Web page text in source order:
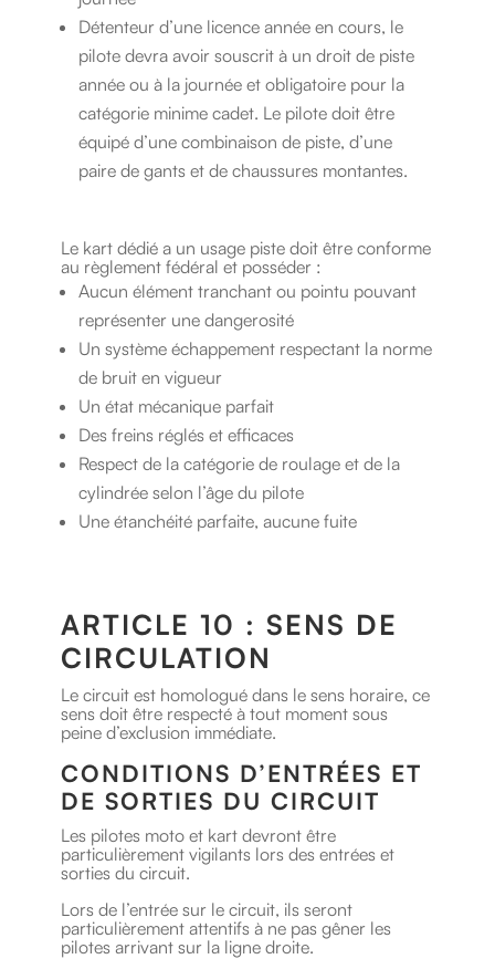
Détenteur d’une licence année en cours, le
pilote devra avoir souscrit à un droit de piste
année ou à la journée et obligatoire pour la
catégorie minime cadet. Le pilote doit être
équipé d’une combinaison de piste, d’une
paire de gants et de chaussures montantes.
Le kart dédié a un usage piste doit être conforme
au règlement fédéral et posséder :
Aucun élément tranchant ou pointu pouvant
représenter une dangerosité
Un système échappement respectant la norme
de bruit en vigueur
Un état mécanique parfait
Des freins réglés et efficaces
Respect de la catégorie de roulage et de la
cylindrée selon l’âge du pilote
Une étanchéité parfaite, aucune fuite
ARTICLE 10 : SENS DE
CIRCULATION
Le circuit est homologué dans le sens horaire, ce
sens doit être respecté à tout moment sous
peine d’exclusion immédiate.
CONDITIONS D’ENTRÉES ET
DE SORTIES DU CIRCUIT
Les pilotes moto et kart devront être
particulièrement vigilants lors des entrées et
sorties du circuit.
Lors de l’entrée sur le circuit, ils seront
particulièrement attentifs à ne pas gêner les
pilotes arrivant sur la ligne droite.